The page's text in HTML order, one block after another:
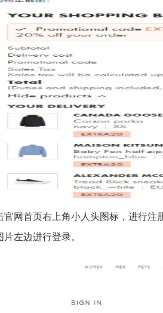
官网首页右上角小人头图标，进行
片左边进行登录。